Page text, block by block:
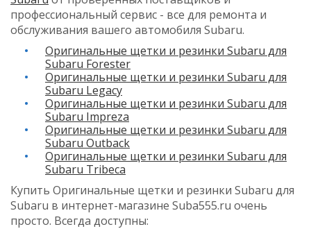
профессиональный сервис - все для ремонта и
обслуживания вашего автомобиля Subaru.
Оригинальные щетки и резинки Subaru для
Subaru Forester
Оригинальные щетки и резинки Subaru для
Subaru Legacy
Оригинальные щетки и резинки Subaru для
Subaru Impreza
Оригинальные щетки и резинки Subaru для
Subaru Outback
Оригинальные щетки и резинки Subaru для
Subaru Tribeca
Купить Оригинальные щетки и резинки Subaru для
Subaru в интернет-магазине Suba555.ru очень
просто. Всегда доступны: